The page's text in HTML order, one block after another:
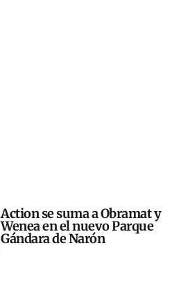
Action se suma a Obramat y
Wenea en el nuevo Parque
Gándara de Narón